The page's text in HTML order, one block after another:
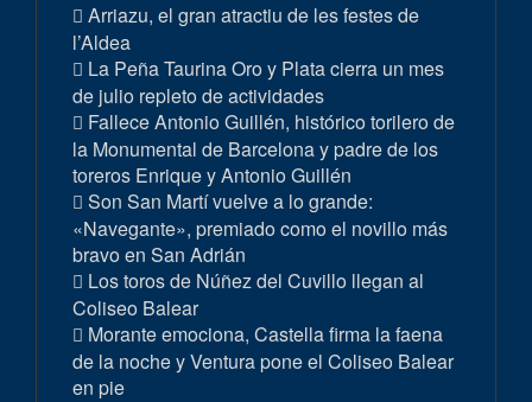
Arriazu, el gran atractiu de les festes de
l’Aldea
La Peña Taurina Oro y Plata cierra un mes
de julio repleto de actividades
Fallece Antonio Guillén, histórico torilero de
la Monumental de Barcelona y padre de los
toreros Enrique y Antonio Guillén
Son San Martí vuelve a lo grande:
«Navegante», premiado como el novillo más
bravo en San Adrián
Los toros de Núñez del Cuvillo llegan al
Coliseo Balear
Morante emociona, Castella firma la faena
de la noche y Ventura pone el Coliseo Balear
en pie